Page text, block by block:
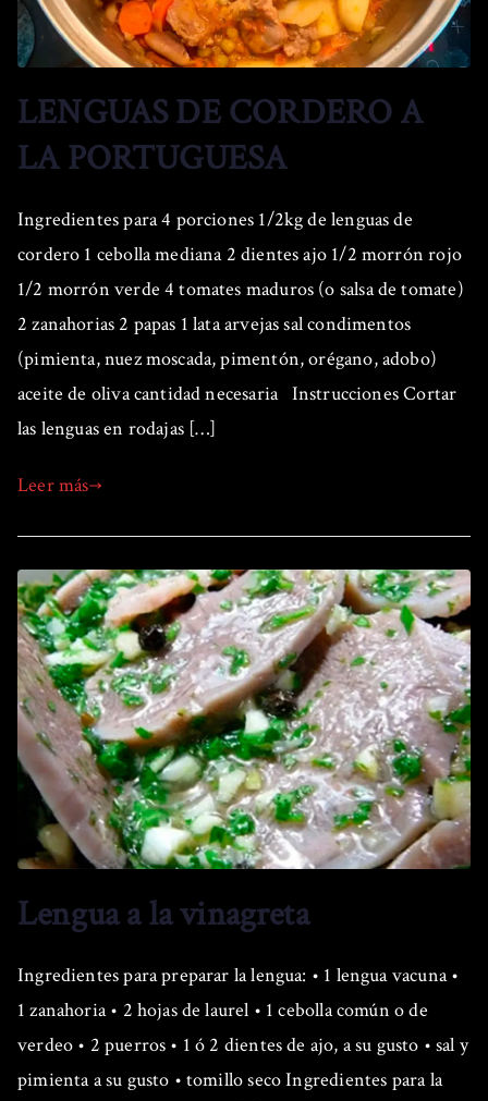
LENGUAS DE CORDERO A
LA PORTUGUESA
Ingredientes para 4 porciones 1/2kg de lenguas de
cordero 1 cebolla mediana 2 dientes ajo 1/2 morrón rojo
1/2 morrón verde 4 tomates maduros (o salsa de tomate)
2 zanahorias 2 papas 1 lata arvejas sal condimentos
(pimienta, nuez moscada, pimentón, orégano, adobo)
aceite de oliva cantidad necesaria Instrucciones Cortar
las lenguas en rodajas […]
Leer más
Lengua a la vinagreta
Ingredientes para preparar la lengua: • 1 lengua vacuna •
1 zanahoria • 2 hojas de laurel • 1 cebolla común o de
verdeo • 2 puerros • 1 ó 2 dientes de ajo, a su gusto • sal y
pimienta a su gusto • tomillo seco Ingredientes para la